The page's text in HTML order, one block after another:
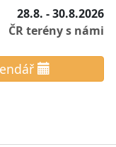
28.8. - 30.8.2026
ČR terény s námi